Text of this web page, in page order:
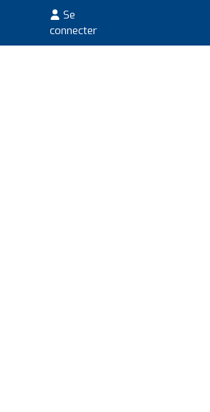
Se
connecter